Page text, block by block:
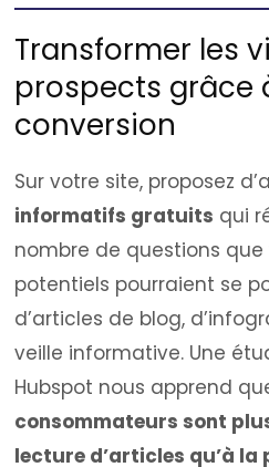
Transformer les
prospects grâce
conversion
Sur votre site, proposez
informatifs gratuits qui
nombre de questions
potentiels pourraient se
d’articles de blog,
veille informative. Une
Hubspot nous apprend
consommateurs sont
lecture d’articles qu’à la